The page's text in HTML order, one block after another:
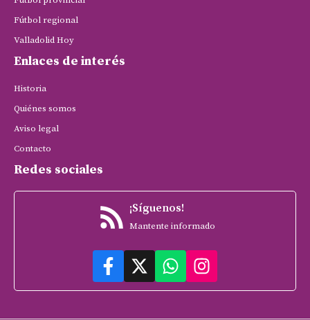
Fútbol regional
Valladolid Hoy
Enlaces de interés
Historia
Quiénes somos
Aviso legal
Contacto
Redes sociales
¡Síguenos!
Mantente informado